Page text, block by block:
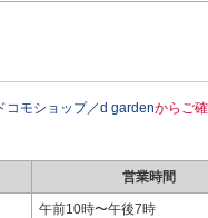
コモショップ／d gardenからご
営業時間
午前10時〜午後7時